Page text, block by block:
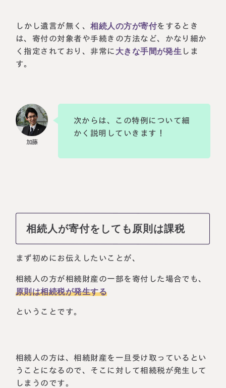
しかし遺言が無く、相続人の方が寄付をするとき
は、寄付の対象者や手続きの方法など、かなり細か
く指定されており、非常に 大きな手間が発生 しま
す。
次からは、この特例について細
かく説明していきます！
相続人が寄付をしても原則は課税
まず初めにお伝えしたいことが、
相続人の方が相続財産の一部を寄付した場合でも、
原則は相続税が発生する
ということです。
相続人の方は、相続財産を一旦受け取っているとい
うことになるので、そこに対して相続税が発生して
しまうのです。